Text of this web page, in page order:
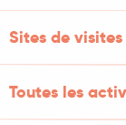
Sites de visites
Toutes les
cimes
ses états
vivant, du
des
lors d’un
Réservable